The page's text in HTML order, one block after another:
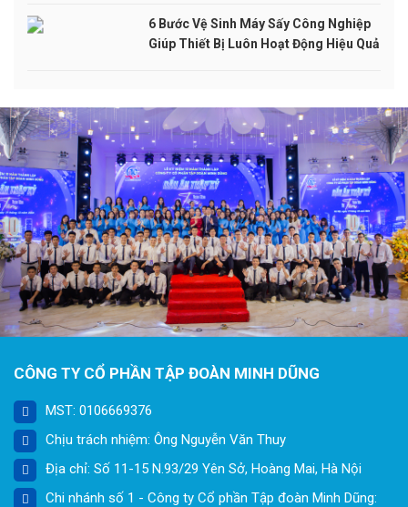
6 Bước Vệ Sinh Máy Sấy Công Nghiệp
Giúp Thiết Bị Luôn Hoạt Động Hiệu Quả
CÔNG TY CỔ PHẦN TẬP ĐOÀN MINH DŨNG
MST: 0106669376
Chịu trách nhiệm: Ông Nguyễn Văn Thuy
Địa chỉ: Số 11-15 N.93/29 Yên Sở, Hoàng Mai, Hà Nội
Chi nhánh số 1 - Công ty Cổ phần Tập đoàn Minh Dũng: